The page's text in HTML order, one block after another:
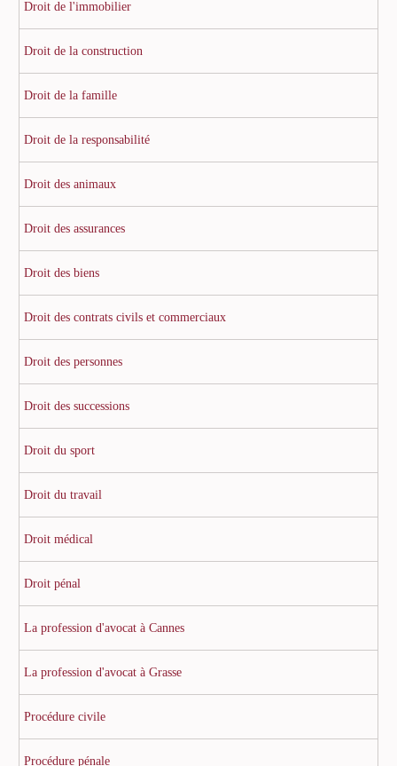
Droit de l'immobilier
Droit de la construction
Droit de la famille
Droit de la responsabilité
Droit des animaux
Droit des assurances
Droit des biens
Droit des contrats civils et commerciaux
Droit des personnes
Droit des successions
Droit du sport
Droit du travail
Droit médical
Droit pénal
La profession d'avocat à Cannes
La profession d'avocat à Grasse
Procédure civile
Procédure pénale